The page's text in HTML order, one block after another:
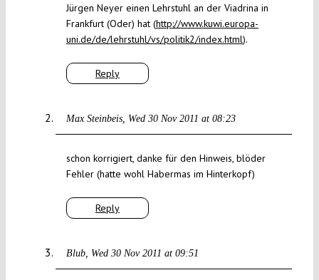
Reply
Jürgen Neyer einen Lehrstuhl an der Viadrina in
Frankfurt (Oder) hat (http://www.kuwi.europa-
uni.de/de/lehrstuhl/vs/politik2/index.html).
Max Steinbeis Wed 30 Nov 2011 at 08:23
Reply
schon korrigiert, danke für den Hinweis, blöder
Fehler (hatte wohl Habermas im Hinterkopf)
Blub Wed 30 Nov 2011 at 09:51